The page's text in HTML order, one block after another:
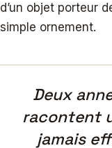
d’un objet porteur
simple ornement.
Deux
racontent
jamais